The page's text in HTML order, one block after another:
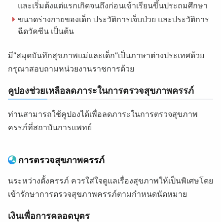
และเริ่มต้งแต่แรกเกิดจนถึงก่อนเข้าเรียนขึ้นประถมศึกษา
ขนาดร่างกายของเด็ก ประวัติการเจ็บป่วย และประวัติการ
ฉีดวัคซีน เป็นต้น
มี”สมุดบันทึกสุขภาพแม่และเด็ก”เป็นภาษาต่างประเทศด้วย
กรุณาสอบถามหน่วยงานราชการด้วย
คูปองช่วยเหลือลดภาระในการตรวจสุขภาพครรภ์
ท่านสามารถใช้คูปองได้เพื่อลดภาระในการตรวจสุขภาพ
ครรภ์ที่สถาบันการแพทย์
การตรวจสุขภาพครรภ์
นระหว่างตั้งครรภ์ ควรใส่ใจดูแลเรื่องสุขภาพให้เป็นพิเศษโดย
เข้ารักษาการตรวจสุขภาพครรภ์ตามกำหนดนัดหมาย
เงินเพื่อการคลอดบุตร